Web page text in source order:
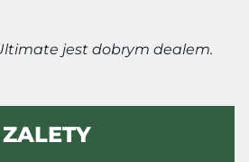
jest dobrym dealem.
ZALETY